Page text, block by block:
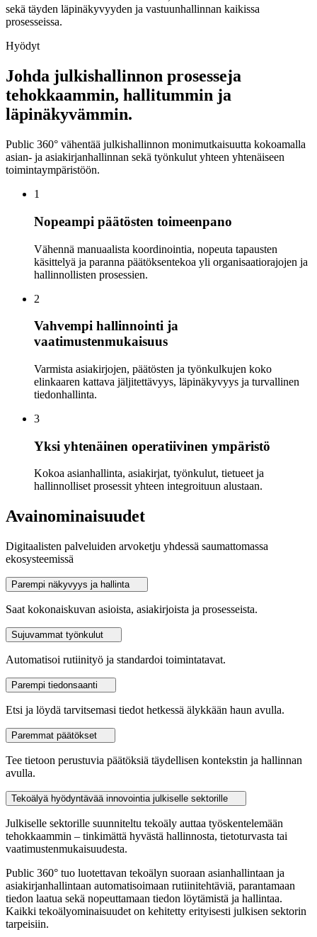
sekä täyden läpinäkyvyyden ja vastuunhallinnan kaikissa
prosesseissa.
Hyödyt
Johda julkishallinnon prosesseja
tehokkaammin, hallitummin ja
läpinäkyvämmin.
Public 360° vähentää julkishallinnon monimutkaisuutta kokoamalla
asian- ja asiakirjanhallinnan sekä työnkulut yhteen yhtenäiseen
toimintaympäristöön.
1
Nopeampi päätösten toimeenpano
Vähennä manuaalista koordinointia, nopeuta tapausten
käsittelyä ja paranna päätöksentekoa yli organisaatiorajojen ja
hallinnollisten prosessien.
2
Vahvempi hallinnointi ja
vaatimustenmukaisuus
Varmista asiakirjojen, päätösten ja työnkulkujen koko
elinkaaren kattava jäljitettävyys, läpinäkyvyys ja turvallinen
tiedonhallinta.
3
Yksi yhtenäinen operatiivinen ympäristö
Kokoa asianhallinta, asiakirjat, työnkulut, tietueet ja
hallinnolliset prosessit yhteen integroituun alustaan.
Avainominaisuudet
Digitaalisten palveluiden arvoketju yhdessä saumattomassa
ekosysteemissä
Parempi näkyvyys ja hallinta
Saat kokonaiskuvan asioista, asiakirjoista ja prosesseista.
Sujuvammat työnkulut
Automatisoi rutiinityö ja standardoi toimintatavat.
Parempi tiedonsaanti
Etsi ja löydä tarvitsemasi tiedot hetkessä älykkään haun avulla.
Paremmat päätökset
Tee tietoon perustuvia päätöksiä täydellisen kontekstin ja hallinnan
avulla.
Tekoälyä hyödyntävää innovointia julkiselle sektorille
Julkiselle sektorille suunniteltu tekoäly auttaa työskentelemään
tehokkaammin – tinkimättä hyvästä hallinnosta, tietoturvasta tai
vaatimustenmukaisuudesta.
Public 360° tuo luotettavan tekoälyn suoraan asianhallintaan ja
asiakirjanhallintaan automatisoimaan rutiinitehtäviä, parantamaan
tiedon laatua sekä nopeuttamaan tiedon löytämistä ja hallintaa.
Kaikki tekoälyominaisuudet on kehitetty erityisesti julkisen sektorin
tarpeisiin.